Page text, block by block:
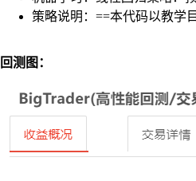
策略说明：==本代码以教学
回测图：